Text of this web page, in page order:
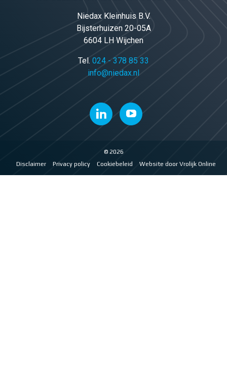
Niedax Kleinhuis B.V.
Bijsterhuizen 20-05A
6604 LH Wijchen
Tel. 024 - 378 85 33
info@niedax.nl
© 2026
Disclaimer
Privacy policy Cookiebeleid Website door Vrolijk Online